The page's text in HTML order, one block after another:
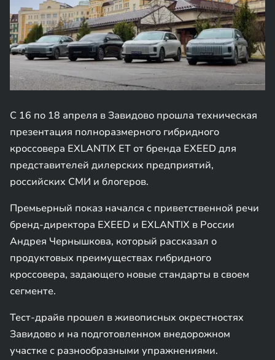
С 16 по 18 апреля в Завидово прошла техническая
презентация полноразмерного гибридного
кроссовера EXLANTIX ET от бренда EXEED для
представителей дилерских предприятий,
российских СМИ и блогеров.
Премьерный показ начался с приветственной речи
бренд-директора EXEED и EXLANTIX в России
Андрея Чернышкова, который рассказал о
продуктовых преимуществах гибридного
кроссовера, задающего новые стандарты в своем
сегменте.
Тест-драйв прошел в живописных окрестностях
Завидово и на подготовленном внедорожном
участке с разнообразными упражнениями.